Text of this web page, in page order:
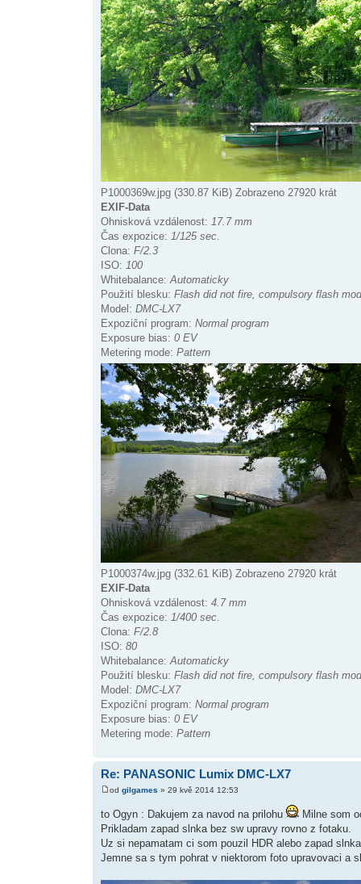
P1000369w.jpg (330.87 KiB) Zobrazeno 27920 krát
EXIF-Data
Ohnisková vzdálenost: 17.7 mm
Čas expozice: 1/125 sec.
Clona: F/2.3
ISO: 100
Whitebalance: Automaticky
Použití blesku: Flash did not fire, compulsory flash
Model: DMC-LX7
Expoziční program: Normal program
Exposure bias: 0 EV
Metering mode: Pattern
P1000374w.jpg (332.61 KiB) Zobrazeno 27920 krát
EXIF-Data
Ohnisková vzdálenost: 4.7 mm
Čas expozice: 1/400 sec.
Clona: F/2.8
ISO: 80
Whitebalance:Automaticky
Použití blesku: Flash did not fire, compulsory flash
Model: DMC-LX7
Expoziční program: Normal program
Exposure bias: 0 EV
Metering mode: Pattern
Re: PANASONIC Lumix DMC-LX7
od gilgames » 29 kvě 2014 12:53
to Ogyn : Dakujem za navod na prilohu
Milne som
Prikladam zapad slnka bez sw upravy rovno z fotaku.
Uz si nepamatam ci som pouzil HDR alebo zapad
Jemne sa s tym pohrat v niektorom foto upravovaci a